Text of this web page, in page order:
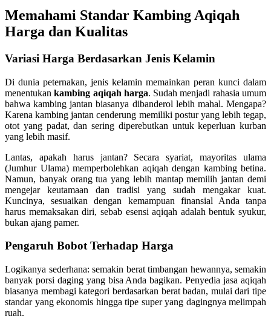
Memahami Standar Kambing Aqiqah
Harga dan Kualitas
Variasi Harga Berdasarkan Jenis Kelamin
Di dunia peternakan, jenis kelamin memainkan peran kunci dalam
menentukankambing aqiqah harga. Sudah menjadi rahasia umum
bahwa kambing jantan biasanya dibanderol lebih mahal. Mengapa?
Karena kambing jantan cenderung memiliki postur yang lebih tegap,
otot yang padat, dan sering diperebutkan untuk keperluan kurban
yang lebih masif.
Lantas, apakah harus jantan? Secara syariat, mayoritas ulama
(Jumhur Ulama) memperbolehkan aqiqah dengan kambing betina.
Namun, banyak orang tua yang lebih mantap memilih jantan demi
mengejar keutamaan dan tradisi yang sudah mengakar kuat.
Kuncinya, sesuaikan dengan kemampuan finansial Anda tanpa
harus memaksakan diri, sebab esensi aqiqah adalah bentuk syukur,
bukan ajang pamer.
Pengaruh Bobot Terhadap Harga
Logikanya sederhana: semakin berat timbangan hewannya, semakin
banyak porsi daging yang bisa Anda bagikan. Penyedia jasa aqiqah
biasanya membagi kategori berdasarkan berat badan, mulai dari tipe
standar yang ekonomis hingga tipe super yang dagingnya melimpah
ruah.